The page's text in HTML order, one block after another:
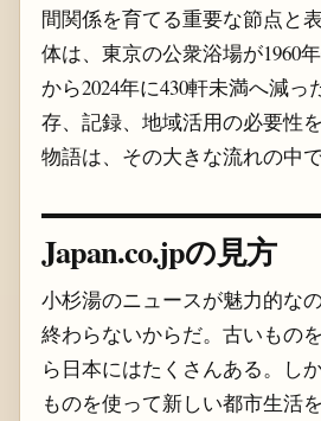
間関係を育てる重要な節点と
体は、東京の公衆浴場が1960
から2024年に430軒未満へ減っ
存、記録、地域活用の必要性
物語は、その大きな流れの中
Japan.co.jpの見方
小杉湯のニュースが魅力的な
終わらないからだ。古いもの
ら日本にはたくさんある。し
ものを使って新しい都市生活